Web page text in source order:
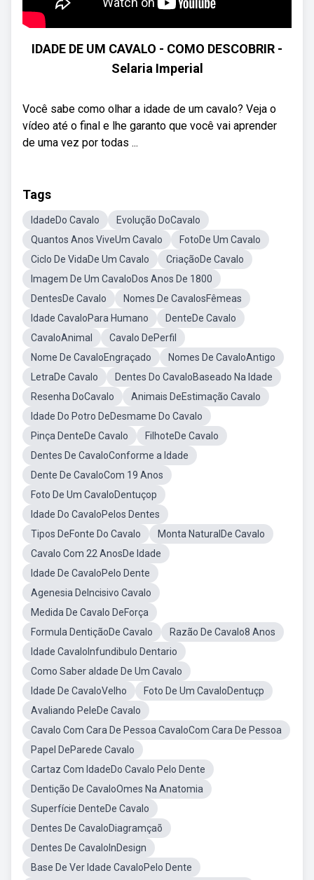
IDADE DE UM CAVALO - COMO DESCOBRIR -
Selaria Imperial
Você sabe como olhar a idade de um cavalo? Veja o
vídeo até o final e lhe garanto que você vai aprender
de uma vez por todas ...
Tags
IdadeDo Cavalo
Evolução DoCavalo
Quantos Anos ViveUm Cavalo
FotoDe Um Cavalo
Ciclo De VidaDe Um Cavalo
CriaçãoDe Cavalo
Imagem De Um CavaloDos Anos De 1800
DentesDe Cavalo
Nomes De CavalosFêmeas
Idade CavaloPara Humano
DenteDe Cavalo
CavaloAnimal
Cavalo DePerfil
Nome De CavaloEngraçado
Nomes De CavaloAntigo
LetraDe Cavalo
Dentes Do CavaloBaseado Na Idade
Resenha DoCavalo
Animais DeEstimação Cavalo
Idade Do Potro DeDesmame Do Cavalo
Pinça DenteDe Cavalo
FilhoteDe Cavalo
Dentes De CavaloConforme a Idade
Dente De CavaloCom 19 Anos
Foto De Um CavaloDentuçop
Idade Do CavaloPelos Dentes
Tipos DeFonte Do Cavalo
Monta NaturalDe Cavalo
Cavalo Com 22 AnosDe Idade
Idade De CavaloPelo Dente
Agenesia DeIncisivo Cavalo
Medida De Cavalo DeForça
Formula DentiçãoDe Cavalo
Razão De Cavalo8 Anos
Idade CavaloInfundibulo Dentario
Como Saber aIdade De Um Cavalo
Idade De CavaloVelho
Foto De Um CavaloDentuçp
Avaliando PeleDe Cavalo
Cavalo Com Cara De Pessoa CavaloCom Cara De Pessoa
Papel DeParede Cavalo
Cartaz Com IdadeDo Cavalo Pelo Dente
Dentição De CavaloOmes Na Anatomia
Superfície DenteDe Cavalo
Dentes De CavaloDiagramçaõ
Dentes De CavaloInDesign
Base De Ver Idade CavaloPelo Dente